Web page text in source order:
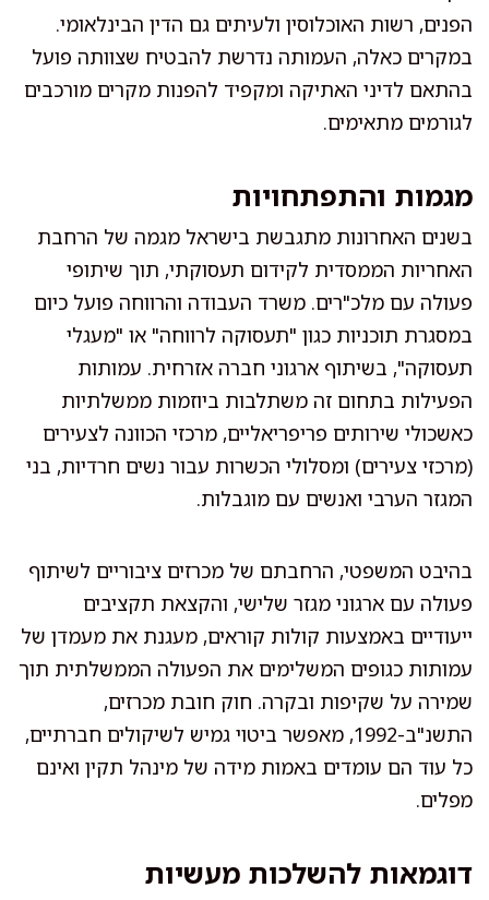
הפנים, רשות האוכלוסין ולעיתים גם הדין הבינלאומי.
במקרים כאלה, העמותה נדרשת להבטיח שצוותה פועל
בהתאם לדיני האתיקה ומקפיד להפנות מקרים מורכבים
לגורמים מתאימים.
מגמות והתפתחויות
בשנים האחרונות מתגבשת בישראל מגמה של הרחבת
האחריות הממסדית לקידום תעסוקתי, תוך שיתופי
פעולה עם מלכ"רים. משרד העבודה והרווחה פועל כיום
במסגרת תוכניות כגון "תעסוקה לרווחה" או "מעגלי
תעסוקה", בשיתוף ארגוני חברה אזרחית. עמותות
הפעילות בתחום זה משתלבות ביוזמות ממשלתיות
כאשכולי שירותים פריפריאליים, מרכזי הכוונה לצעירים
(מרכזי צעירים) ומסלולי הכשרות עבור נשים חרדיות, בני
המגזר הערבי ואנשים עם מוגבלות.
בהיבט המשפטי, הרחבתם של מכרזים ציבוריים לשיתוף
פעולה עם ארגוני מגזר שלישי, והקצאת תקציבים
ייעודיים באמצעות קולות קוראים, מעגנת את מעמדן של
עמותות כגופים המשלימים את הפעולה הממשלתית תוך
שמירה על שקיפות ובקרה. חוק חובת מכרזים,
התשנ"ב-1992, מאפשר ביטוי גמיש לשיקולים חברתיים,
כל עוד הם עומדים באמות מידה של מינהל תקין ואינם
מפלים.
דוגמאות להשלכות מעשיות